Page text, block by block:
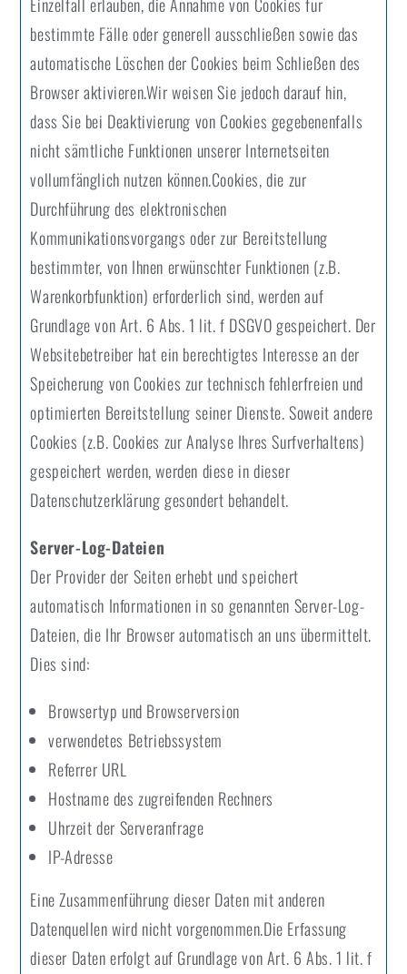
Einzelfall erlauben, die Annahme von Cookies für
bestimmte Fälle oder generell ausschließen sowie das
automatische Löschen der Cookies beim Schließen des
Browser aktivieren.Wir weisen Sie jedoch darauf hin,
dass Sie bei Deaktivierung von Cookies gegebenenfalls
nicht sämtliche Funktionen unserer Internetseiten
vollumfänglich nutzen können.Cookies, die zur
Durchführung des elektronischen
Kommunikationsvorgangs oder zur Bereitstellung
bestimmter, von Ihnen erwünschter Funktionen (z.B.
Warenkorbfunktion) erforderlich sind, werden auf
Grundlage von Art. 6 Abs. 1 lit. f DSGVO gespeichert. Der
Websitebetreiber hat ein berechtigtes Interesse an der
Speicherung von Cookies zur technisch fehlerfreien und
optimierten Bereitstellung seiner Dienste. Soweit andere
Cookies (z.B. Cookies zur Analyse Ihres Surfverhaltens)
gespeichert werden, werden diese in dieser
Datenschutzerklärung gesondert behandelt.
Server-Log-Dateien
Der Provider der Seiten erhebt und speichert
automatisch Informationen in so genannten Server-Log-
Dateien, die Ihr Browser automatisch an uns übermittelt.
Dies sind:
Browsertyp und Browserversion
verwendetes Betriebssystem
Referrer URL
Hostname des zugreifenden Rechners
Uhrzeit der Serveranfrage
IP-Adresse
Eine Zusammenführung dieser Daten mit anderen
Datenquellen wird nicht vorgenommen.Die Erfassung
dieser Daten erfolgt auf Grundlage von Art. 6 Abs. 1 lit. f